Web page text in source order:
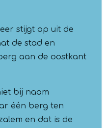
stijgt op uit de
de stad en
aan de oostkant
bij naam
één berg ten
en dat is de